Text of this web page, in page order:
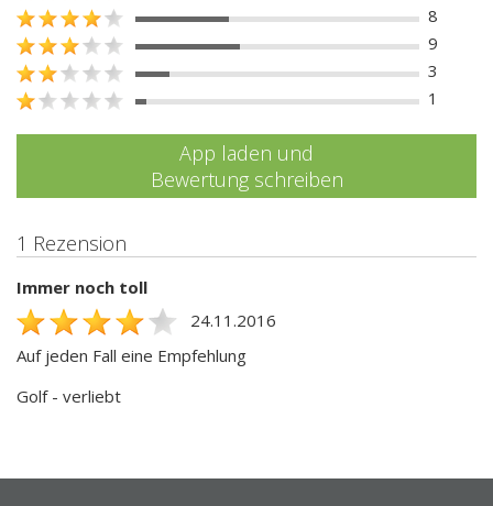
8
9
3
1
App laden und
Bewertung schreiben
1 Rezension
Immer noch toll
24.11.2016
Auf jeden Fall eine Empfehlung
Golf - verliebt